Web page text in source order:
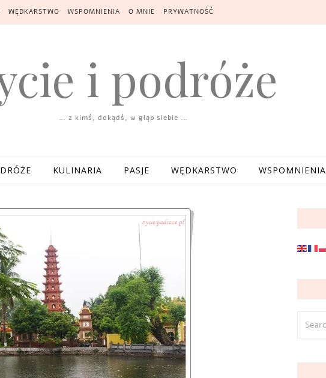
WĘDKARSTWO WSPOMNIENIA O MNIE PRYWATNOŚĆ
i podróże
… z kimś, dokądś, w głąb siebie …
KULINARIA PASJE WĘDKARSTWO WSPOMNIENIA